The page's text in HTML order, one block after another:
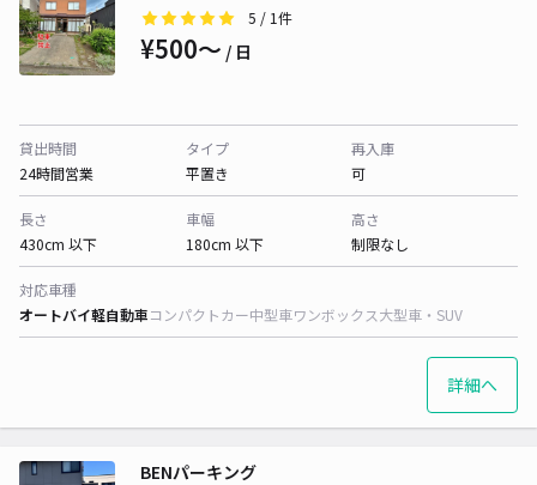
5 / 1件
¥500〜 / 日
貸出時間
24時間営業
タイプ
平置き
再入庫
可
長さ
430cm 以下
車幅
180cm 以下
高さ
制限なし
対応車種
オートバイ軽自動車コンパクトカー中型車ワンボックス大型車・SUV
詳細へ
BENパーキング